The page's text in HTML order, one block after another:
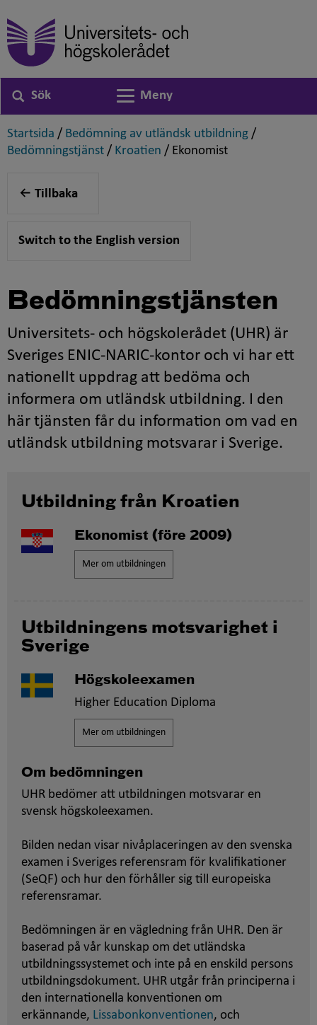
Sök
Växla navigering
Meny
Startsida ,
/ Bedömning av utländsk utbildning ,
/
Bedömningstjänst ,
/ Kroatien ,
/ Ekonomist,
Tillbaka
Switch to the English version
Bedömningstjänsten
Universitets- och högskolerådet (UHR) är
Sveriges ENIC-NARIC-kontor och vi har ett
nationellt uppdrag att bedöma och
informera om utländsk utbildning. I den
här tjänsten får du information om vad en
utländsk utbildning motsvarar i Sverige.
Utbildning från Kroatien
Ekonomist (före 2009)
Mer om utbildningen
Utbildningens motsvarighet i
Sverige
Högskoleexamen
Higher Education Diploma
Mer om utbildningen
Om bedömningen
UHR bedömer att utbildningen motsvarar en
svensk högskoleexamen.
Bilden nedan visar nivåplaceringen av den svenska
examen i Sveriges referensram för kvalifikationer
(SeQF) och hur den förhåller sig till europeiska
referensramar.
Bedömningen är en vägledning från UHR. Den är
baserad på vår kunskap om det utländska
utbildningssystemet och inte på en enskild persons
utbildningsdokument. UHR utgår från principerna i
den internationella konventionen om
erkännande, Lissabonkonventionen, och